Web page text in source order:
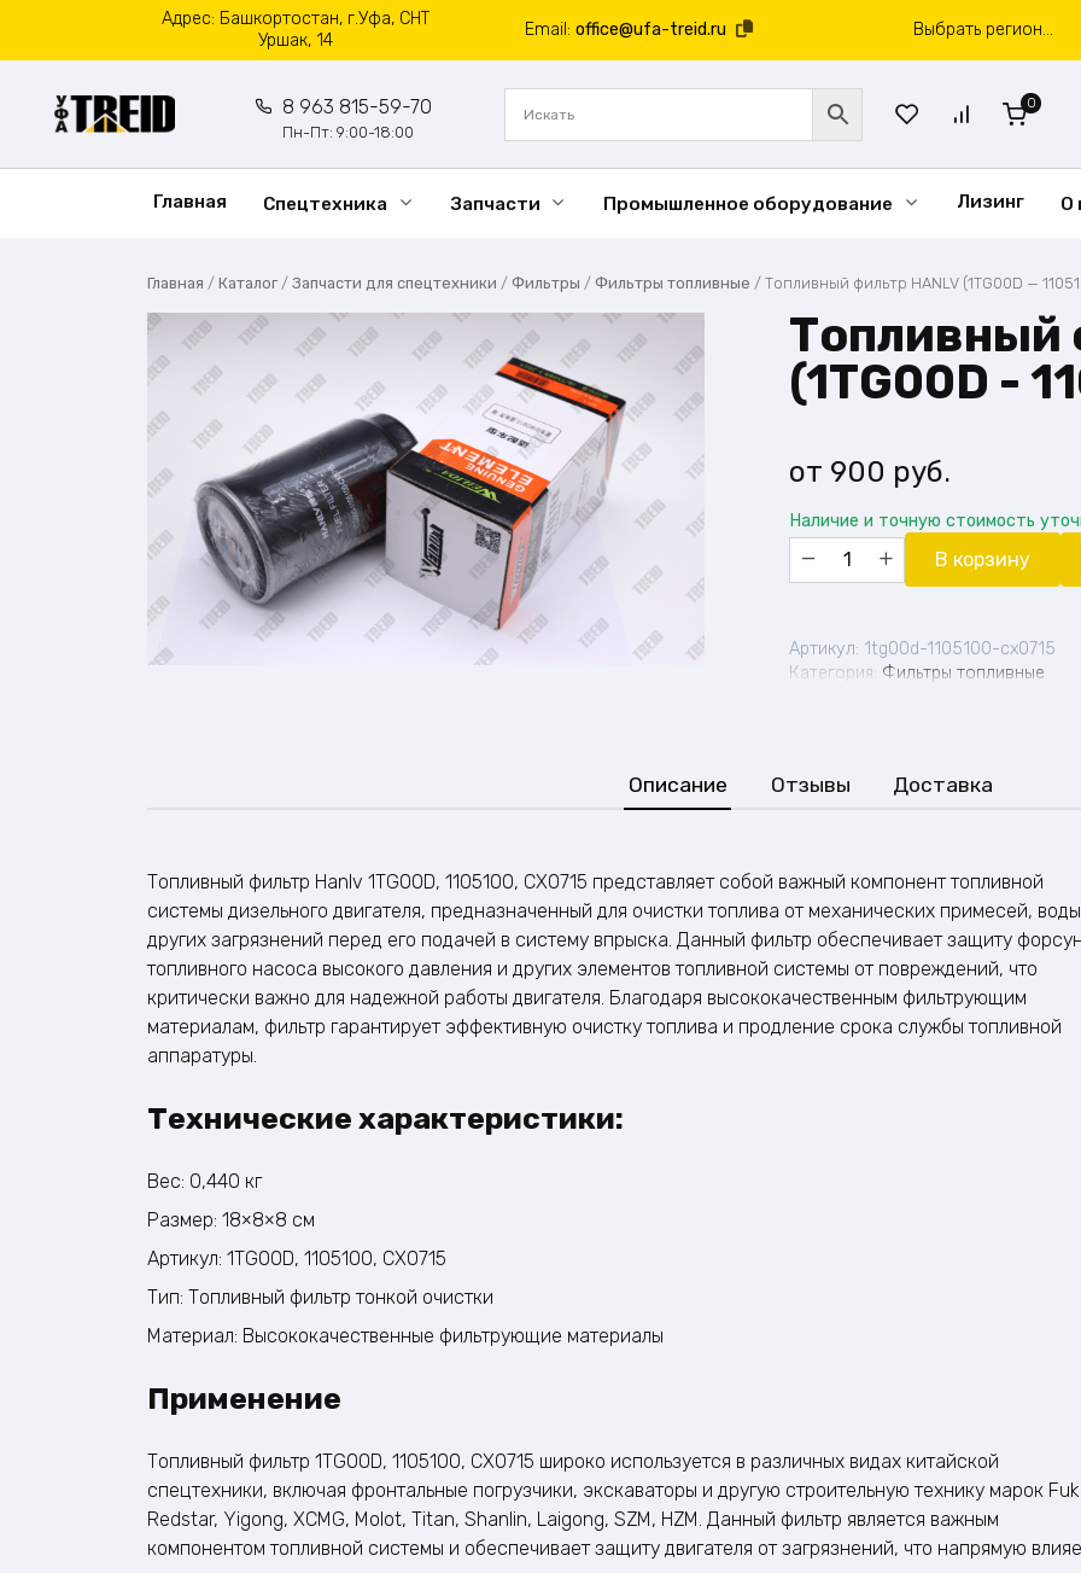
содержанию
Адрес: Башкортостан, г.Уфа, СНТ
Уршак, 14
Email: office@ufa-treid.ru Выбрать регион...
8 963 815-59-70
Пн-Пт: 9:00-18:00
0
Главная Спецтехника Запчасти Промышленное оборудование Лизинг О
Главная / Каталог/ Запчасти для спецтехники / Фильтры / Фильтры топливные / Топливный фильтр HANLV (1TG00D —
Топливный
(1TG00D -
900 руб.
Наличие и точную стоимость
Количество
товара
HANLV
(1TG00D
В корзину
Артикул: 1tg00d-1105100-cx0715
Категория: Фильтры топливные
Описание Отзывы Доставка
Топливный фильтр Hanlv 1TG00D, 1105100, CX0715 представляет собой важный компонент топливной
системы дизельного двигателя, предназначенный для очистки топлива от механических примесей,
других загрязнений перед его подачей в систему впрыска. Данный фильтр обеспечивает защиту
топливного насоса высокого давления и других элементов топливной системы от повреждений, что
критически важно для надежной работы двигателя. Благодаря высококачественным фильтрующим
материалам, фильтр гарантирует эффективную очистку топлива и продление срока службы топливной
аппаратуры.
Технические характеристики:
Вес: 0,440 кг
Размер: 18×8×8 см
Артикул: 1TG00D, 1105100, CX0715
Тип: Топливный фильтр тонкой очистки
Материал: Высококачественные фильтрующие материалы
Применение
Топливный фильтр 1TG00D, 1105100, CX0715 широко используется в различных видах китайской
спецтехники, включая фронтальные погрузчики, экскаваторы и другую строительную технику марок
Redstar, Yigong, XCMG, Molot, Titan, Shanlin, Laigong, SZM, HZM. Данный фильтр является важным
компонентом топливной системы и обеспечивает защиту двигателя от загрязнений, что напрямую